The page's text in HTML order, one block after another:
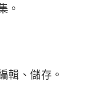
。
輯、儲存。